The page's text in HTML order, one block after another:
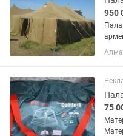
950
75